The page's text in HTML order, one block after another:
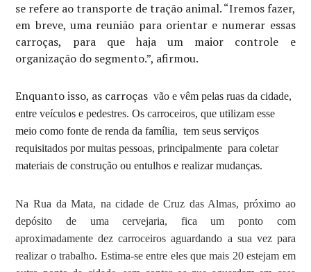
se refere ao transporte de tração animal. “Iremos fazer,
em breve, uma reunião para orientar e numerar essas
carroças, para que haja um maior controle e
organização do segmento.”, afirmou.
Enquanto isso, as carroças vão e vêm pelas ruas da cidade,
entre veículos e pedestres. Os carroceiros, que utilizam esse
meio como fonte de renda da família, tem seus serviços
requisitados por muitas pessoas, principalmente para coletar
materiais de construção ou entulhos e realizar mudanças.
Na Rua da Mata, na cidade de Cruz das Almas, próximo ao
depósito de uma cervejaria, fica um ponto com
aproximadamente dez carroceiros aguardando a sua vez para
realizar o trabalho. Estima-se entre eles que mais 20 estejam em